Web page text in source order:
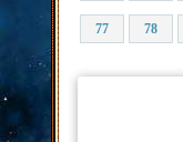
77 78